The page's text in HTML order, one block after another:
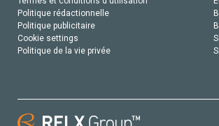
Politique rédactionnelle
Politique publicitaire
Cookie settings
Politique de la vie privée